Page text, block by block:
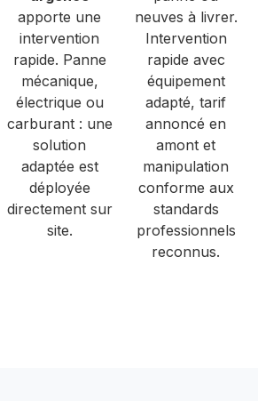
apporte une
intervention
rapide. Panne
mécanique,
électrique ou
carburant : une
solution
adaptée est
déployée
directement sur
site.
neuves à livrer.
Intervention
rapide avec
équipement
adapté, tarif
annoncé en
amont et
manipulation
conforme aux
standards
professionnels
reconnus.